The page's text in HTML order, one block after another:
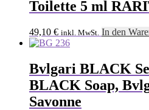
Toilette 5 ml
49,10 € inkl. MwSt. In den
Bvlgari BLACK
BLACK Soap,
Savonne